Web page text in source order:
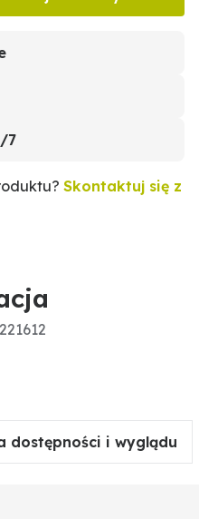
7
Skontaktuj się z
dostępności i wyglądu